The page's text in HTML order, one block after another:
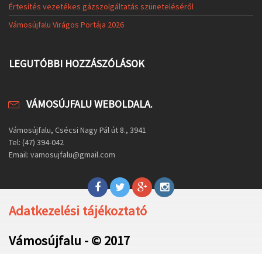
Értesítés vezetékes gázszolgáltatás szüneteléséről
Vámosújfalu Virágos Portája 2026
LEGUTÓBBI HOZZÁSZÓLÁSOK
VÁMOSÚJFALU WEBOLDALA.
Vámosújfalu, Csécsi Nagy Pál út 8., 3941
Tel: (47) 394-042
Email: vamosujfalu@gmail.com
Adatkezelési tájékoztató
Vámosújfalu - © 2017